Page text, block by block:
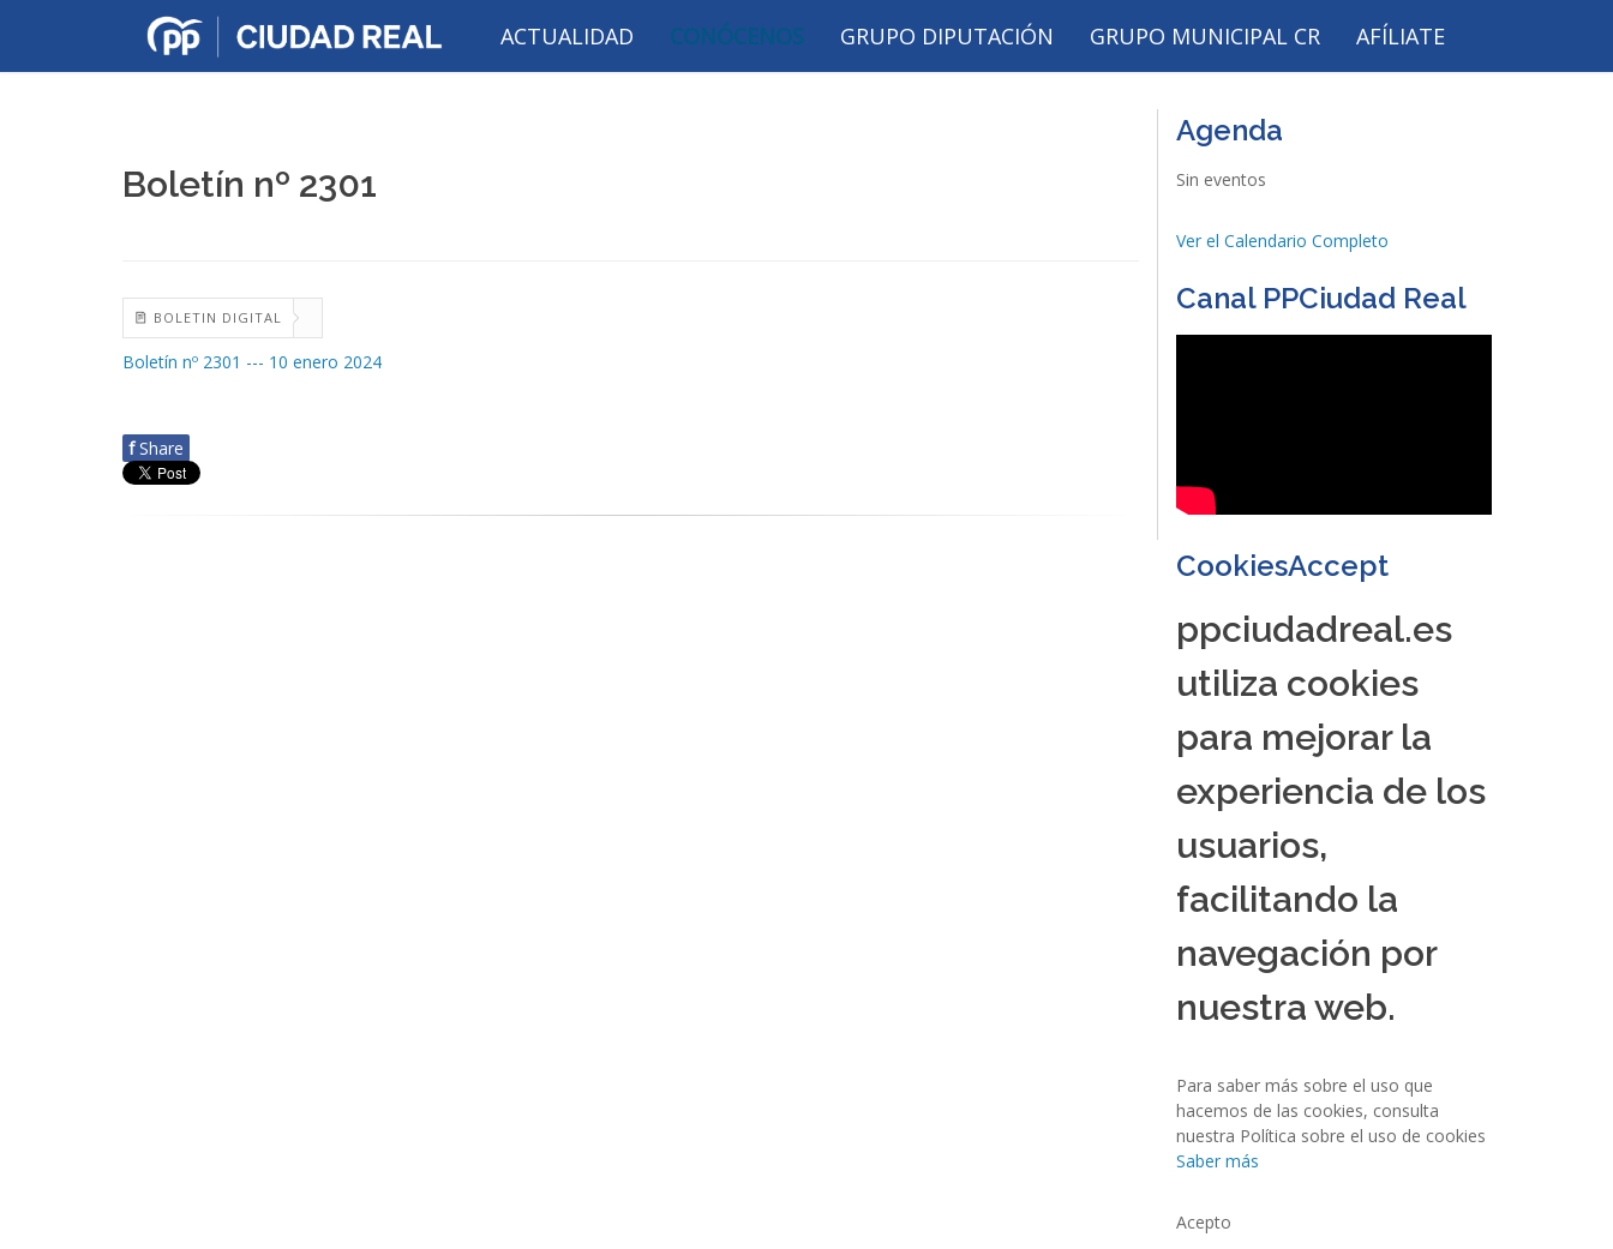
ACTUALIDAD CONÓCENOS GRUPO DIPUTACIÓN GRUPO MUNICIPAL CR AFÍLIATE
Boletín nº 2301
BOLETIN DIGITAL
Boletín nº 2301 --- 10 enero 2024
f Share
Agenda
Sin eventos
Ver el Calendario Completo
Canal PPCiudad Real
CookiesAccept
ppciudadreal.es
utiliza cookies
para mejorar la
experiencia de los
usuarios,
facilitando la
navegación por
nuestra web.
Para saber más sobre el uso que
hacemos de las cookies, consulta
nuestra Política sobre el uso de cookies
Saber más
Acepto